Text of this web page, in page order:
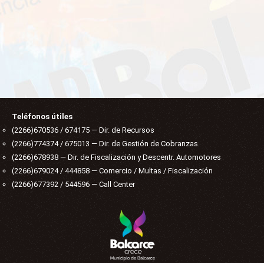
Teléfonos útiles
(2266)670536 / 674175 — Dir. de Recursos
(2266)774374 / 675013 — Dir. de Gestión de Cobranzas
(2266)678938 — Dir. de Fiscalización y Descentr. Automotores
(2266)679024 / 444858 — Comercio / Multas / Fiscalización
(2266)677392 / 544596 — Call Center